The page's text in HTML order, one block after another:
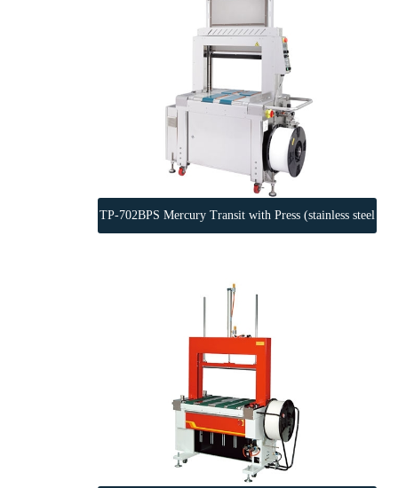
TP-702BPS Mercury Transit with Press (stainless steel